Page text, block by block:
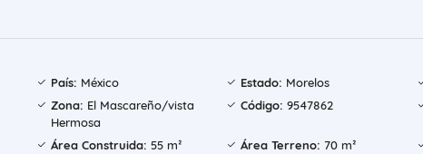
País: México Estado: Morelos
Zona: El Mascareño/vista
Hermosa
Código: 9547862
Área Construida: 55 m² Área Terreno: 70 m²